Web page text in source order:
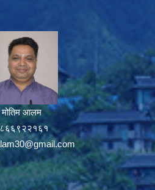
मोतिम आलम